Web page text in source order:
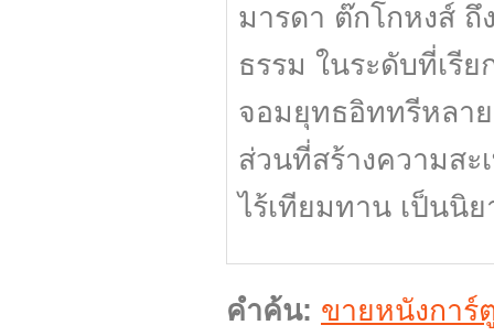
มารดา ต๊กโกหงส์
ธรรม ในระดับที่เรี
จอมยุทธอิททรีหลา
ส่วนที่สร้างความสะ
ไร้เทียมทาน เป็นนิ
คำค้น: ขายหนังการ์